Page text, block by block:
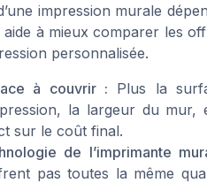
impression murale
à mieux comparer les
personnalisée.
à couvrir : Plus la
la largeur du
sur le coût final.
de l’imprimante
pas toutes la même